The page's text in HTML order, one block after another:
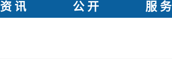
资 讯 公 开 服 务